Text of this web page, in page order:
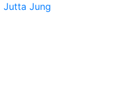
Jutta Jung